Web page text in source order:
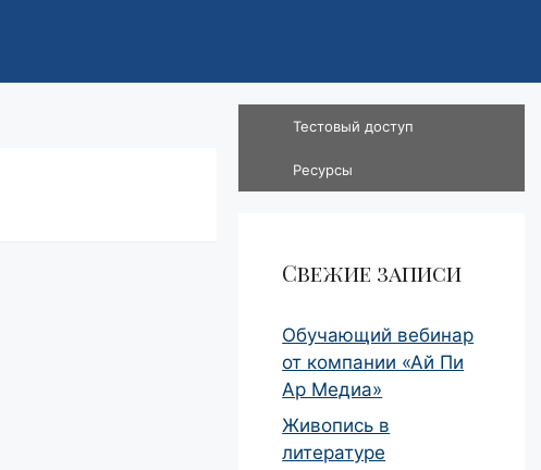
Тестовый доступ
Ресурсы
Свежие записи
Обучающий вебинар
от компании «Ай Пи
Ар Медиа»
Живопись в
литературе